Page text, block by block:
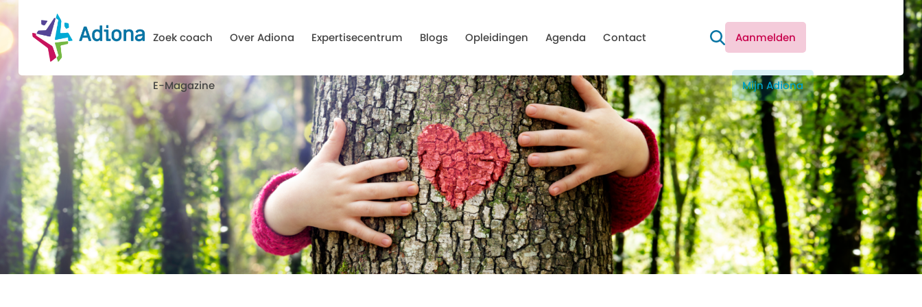
Zoek coach Over Adiona Expertisecentrum Blogs Opleidingen Agenda Contact
E-Magazine
Aanmelden
Mijn Adiona